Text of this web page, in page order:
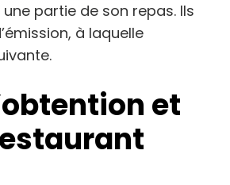
partie de son repas. Ils
à laquelle
et